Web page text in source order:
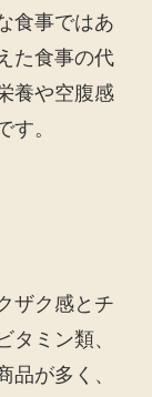
食事ではあ
た食事の代
養や空腹感
す。
ザク感とチ
タミン類、
品が多く、